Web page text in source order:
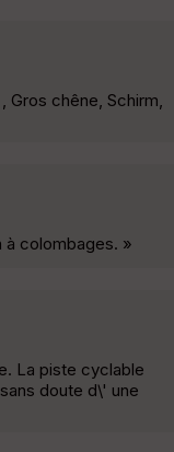
Gros chêne, Schirm,
à colombages. »
La piste cyclable
doute d\' une